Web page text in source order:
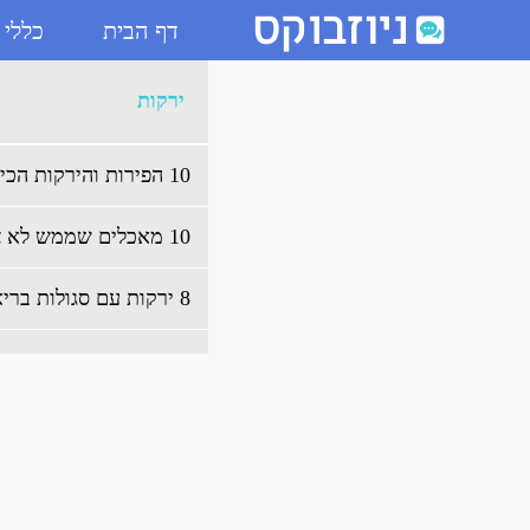
דף הבית כלליארכיון ירקות - ניוזבוקס
ירקות
10 הפירות והירקות הכי מאכזבים
10 מאכלים שממש לא צריכים להיות במקרר
8 ירקות עם סגולות בריאותיות מעולות